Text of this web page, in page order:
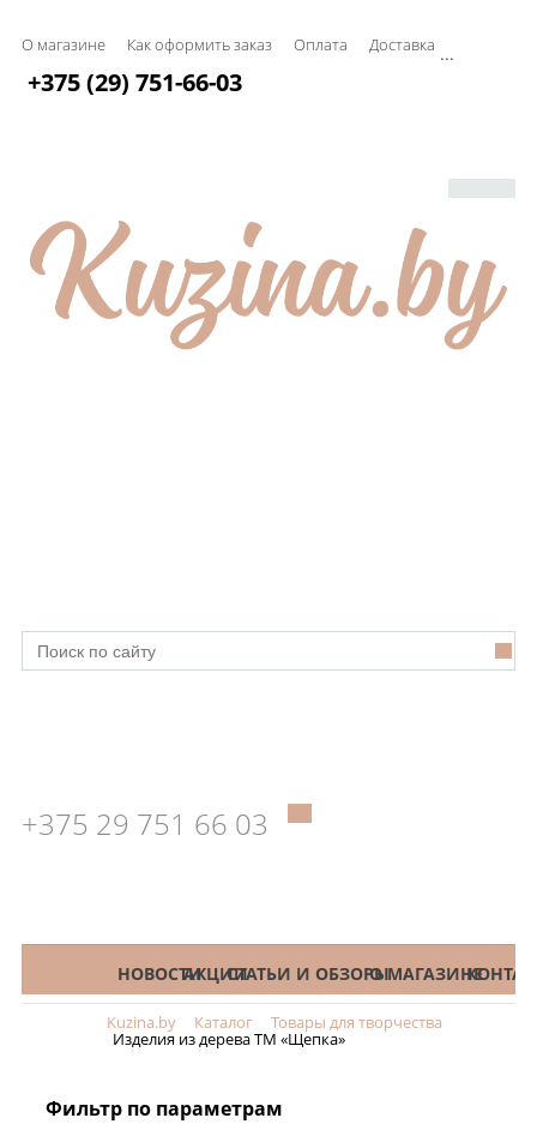
О магазине Как оформить заказ Оплата Доставка ...
+375 (29) 751-66-03
+375 29 751 66 03
КАТАЛОГНОВОСТИАКЦИИСТАТЬИ И ОБЗОРЫО МАГАЗИНЕ
Kuzina.by Каталог Товары для творчества
Изделия из дерева ТМ «Щепка»
Фильтр по параметрам